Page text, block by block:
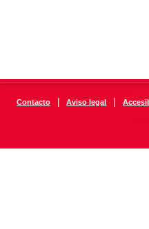
Contacto | Aviso legal |